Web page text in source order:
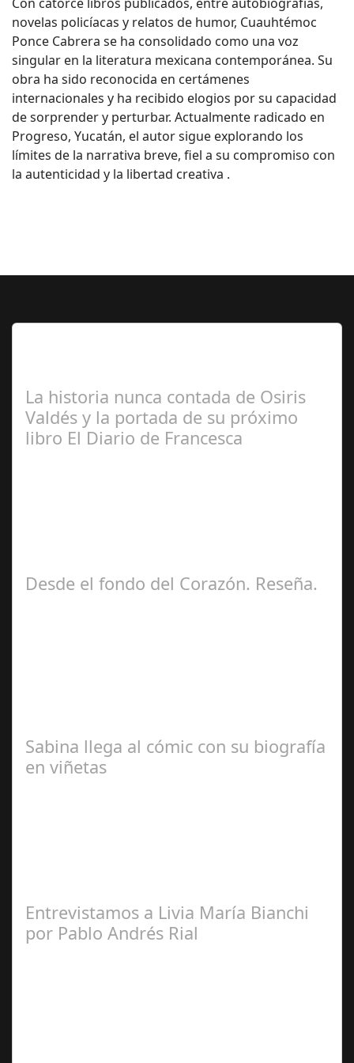
novelas policíacas y relatos de humor, Cuauhtémoc
Ponce Cabrera se ha consolidado como una voz
singular en la literatura mexicana contemporánea. Su
obra ha sido reconocida en certámenes
internacionales y ha recibido elogios por su capacidad
de sorprender y perturbar. Actualmente radicado en
Progreso, Yucatán, el autor sigue explorando los
límites de la narrativa breve, fiel a su compromiso con
la autenticidad y la libertad creativa .
La historia nunca contada de Osiris
Valdés y la portada de su próximo
libro El Diario de Francesca
Desde el fondo del Corazón. Reseña.
Sabina llega al cómic con su biografía
en viñetas
Entrevistamos a Livia María Bianchi
por Pablo Andrés Rial